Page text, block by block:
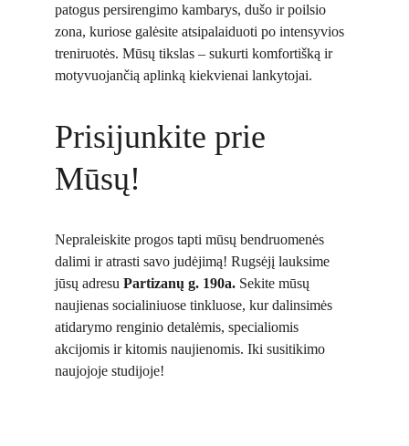
patogus persirengimo kambarys, dušo ir poilsio
zona, kuriose galėsite atsipalaiduoti po intensyvios
treniruotės. Mūsų tikslas – sukurti komfortišką ir
motyvuojančią aplinką kiekvienai lankytojai.
Prisijunkite prie
Mūsų!
Nepraleiskite progos tapti mūsų bendruomenės
dalimi ir atrasti savo judėjimą! Rugsėjį lauksime
jūsų adresu Partizanų g. 190a. Sekite mūsų
naujienas socialiniuose tinkluose, kur dalinsimės
atidarymo renginio detalėmis, specialiomis
akcijomis ir kitomis naujienomis. Iki susitikimo
naujojoje studijoje!